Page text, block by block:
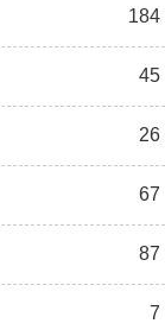
184
45
26
67
87
7